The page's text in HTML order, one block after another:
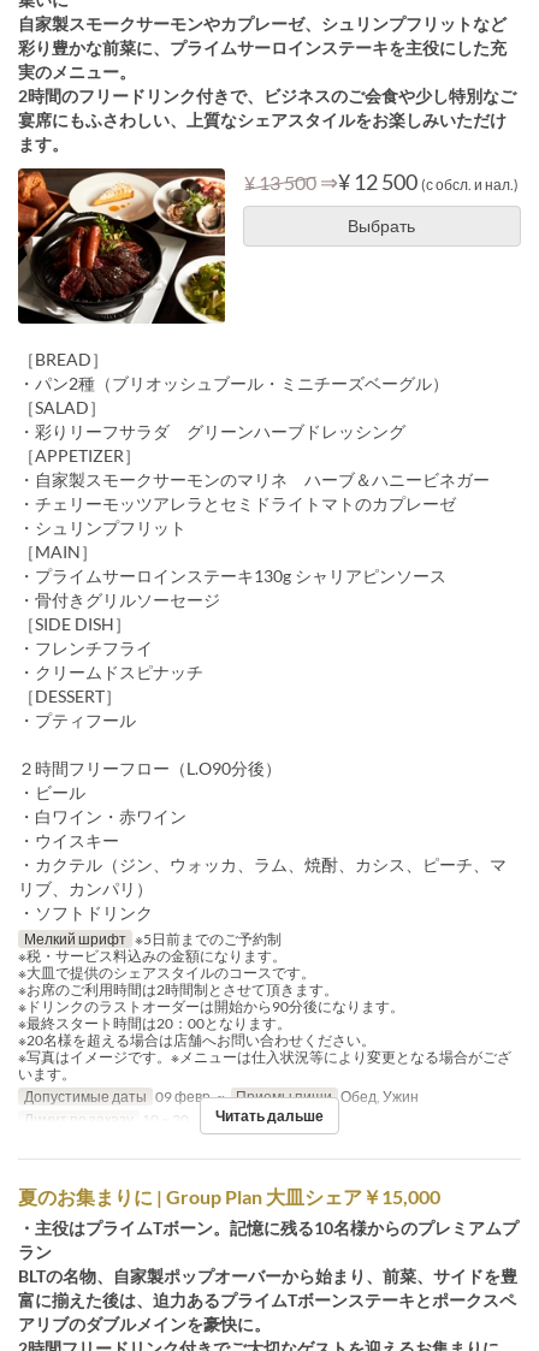
自家製スモークサーモンやカプレーゼ、シュリンプフリットなど
彩り豊かな前菜に、プライムサーロインステーキを主役にした充
実のメニュー。
2時間のフリードリンク付きで、ビジネスのご会食や少し特別なご
宴席にもふさわしい、上質なシェアスタイルをお楽しみいただけ
ます。
¥ 13 500 ⇒¥ 12 500 (с обсл. и нал.)
Выбрать
［BREAD］
・パン2種（ブリオッシュブール・ミニチーズベーグル）
［SALAD］
・彩りリーフサラダ グリーンハーブドレッシング
［APPETIZER］
・自家製スモークサーモンのマリネ ハーブ＆ハニービネガー
・チェリーモッツアレラとセミドライトマトのカプレーゼ
・シュリンプフリット
［MAIN］
・プライムサーロインステーキ130g シャリアピンソース
・骨付きグリルソーセージ
［SIDE DISH］
・フレンチフライ
・クリームドスピナッチ
［DESSERT］
・プティフール
２時間フリーフロー（L.O90分後）
・ビール
・白ワイン・赤ワイン
・ウイスキー
・カクテル（ジン、ウォッカ、ラム、焼酎、カシス、ピーチ、マ
リブ、カンパリ）
・ソフトドリンク
Мелкий шрифт ※5日前までのご予約制
※税・サービス料込みの金額になります。
※大皿で提供のシェアスタイルのコースです。
※お席のご利用時間は2時間制とさせて頂きます。
※ドリンクのラストオーダーは開始から90分後になります。
※最終スタート時間は20：00となります。
※20名様を超える場合は店舗へお問い合わせください。
※写真はイメージです。※メニューは仕入状況等により変更となる場合がござ
います。
Допустимые даты 09 февр. ~ Приемы пищи Обед, Ужин
Лимит по заказу
10 ~ 20 Читать дальше
夏のお集まりに | Group Plan 大皿シェア￥15,000
・主役はプライムTボーン。記憶に残る10名様からのプレミアムプ
ラン
BLTの名物、自家製ポップオーバーから始まり、前菜、サイドを豊
富に揃えた後は、迫力あるプライムTボーンステーキとポークスペ
アリブのダブルメインを豪快に。